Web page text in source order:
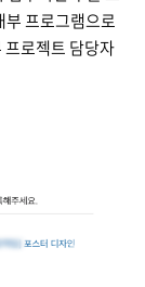
프로그램으로
프로젝트 담당자